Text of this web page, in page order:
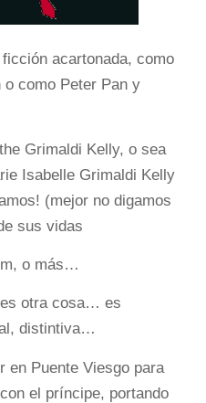
acartonada, como
o como Peter Pan y
Grimaldi Kelly, o sea
Isabelle Grimaldi Kelly
(mejor no digamos
sus vidas
o más…
es otra cosa… es
distintiva…
en Puente Viesgo para
el príncipe, portando